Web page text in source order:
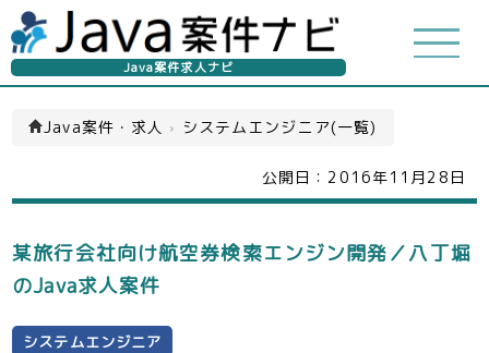
Java案件求人ナビ
Java案件・求人 › システムエンジニア(一覧)
公開日： 2016年11月28日
某旅行会社向け航空券検索エンジン開発／八丁堀
のJava求人案件
システムエンジニア